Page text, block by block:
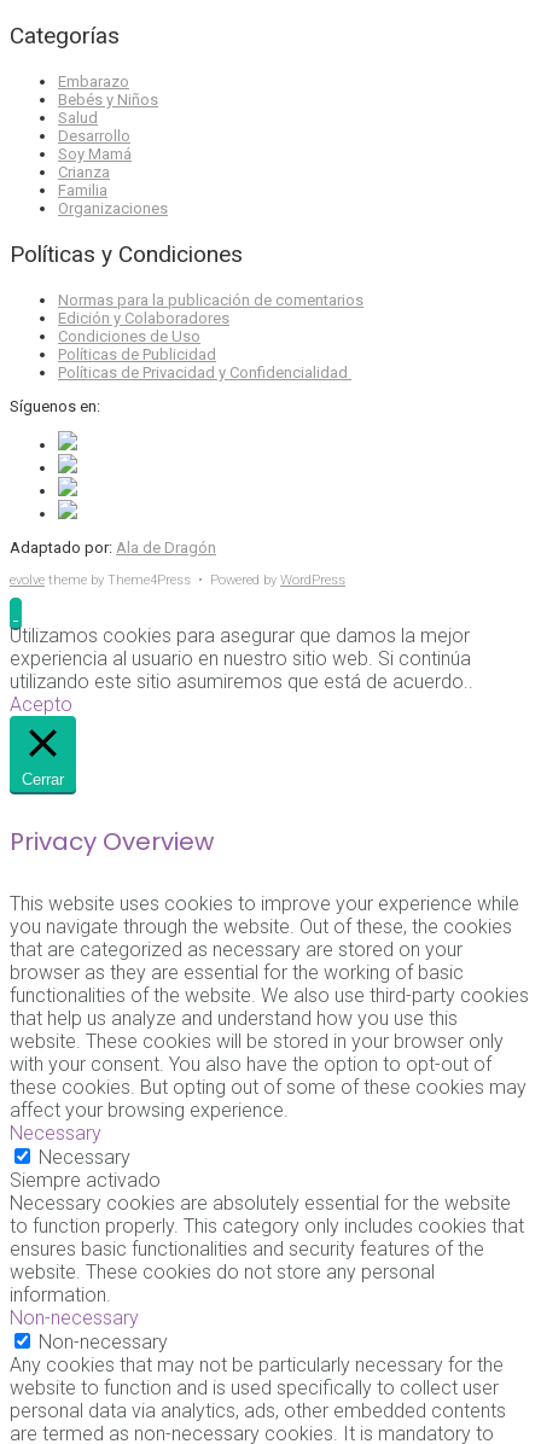
Categorías
Embarazo
Bebés y Niños
Salud
Desarrollo
Soy Mamá
Crianza
Familia
Organizaciones
Políticas y Condiciones
Normas para la publicación de comentarios
Edición y Colaboradores
Condiciones de Uso
Políticas de Publicidad
Políticas de Privacidad y Confidencialidad
Síguenos en:
Adaptado por: Ala de Dragón
evolve theme by Theme4Press • Powered by WordPress
Utilizamos cookies para asegurar que damos la mejor
experiencia al usuario en nuestro sitio web. Si continúa
utilizando este sitio asumiremos que está de acuerdo..
Acepto
Cerrar
Privacy Overview
This website uses cookies to improve your experience while
you navigate through the website. Out of these, the cookies
that are categorized as necessary are stored on your
browser as they are essential for the working of basic
functionalities of the website. We also use third-party cookies
that help us analyze and understand how you use this
website. These cookies will be stored in your browser only
with your consent. You also have the option to opt-out of
these cookies. But opting out of some of these cookies may
affect your browsing experience.
Necessary
Necessary
Siempre activado
Necessary cookies are absolutely essential for the website
to function properly. This category only includes cookies that
ensures basic functionalities and security features of the
website. These cookies do not store any personal
information.
Non-necessary
Non-necessary
Any cookies that may not be particularly necessary for the
website to function and is used specifically to collect user
personal data via analytics, ads, other embedded contents
are termed as non-necessary cookies. It is mandatory to